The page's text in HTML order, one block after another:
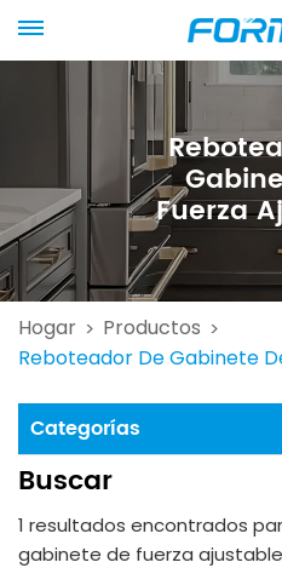
Fuerza
Hogar > Productos >
Reboteador De Gabinete
Categorías
Buscar
1 resultados encontrados
gabinete de fuerza